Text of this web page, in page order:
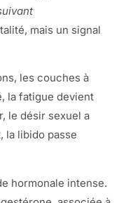
mais un signal
les couches à
la fatigue devient
le désir sexuel a
la libido passe
hormonale intense.